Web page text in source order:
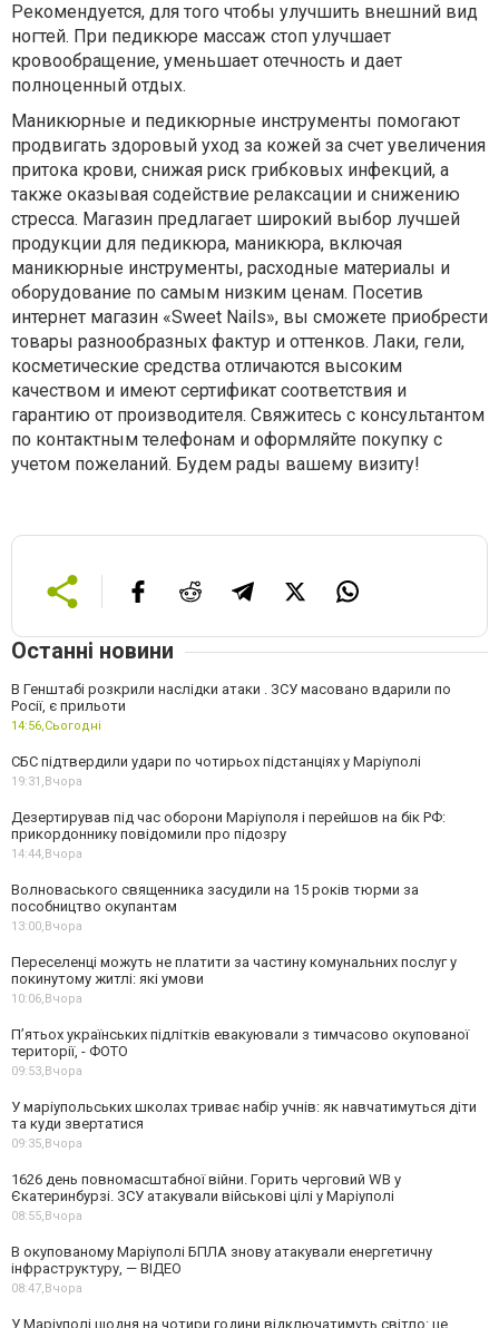
Рекомендуется, для того чтобы улучшить внешний вид
ногтей. При педикюре массаж стоп улучшает
кровообращение, уменьшает отечность и дает
полноценный отдых.
Маникюрные и педикюрные инструменты помогают
продвигать здоровый уход за кожей за счет увеличения
притока крови, снижая риск грибковых инфекций, а
также оказывая содействие релаксации и снижению
стресса. Магазин предлагает широкий выбор лучшей
продукции для педикюра, маникюра, включая
маникюрные инструменты, расходные материалы и
оборудование по самым низким ценам. Посетив
интернет магазин «Sweet Nails», вы сможете приобрести
товары разнообразных фактур и оттенков. Лаки, гели,
косметические средства отличаются высоким
качеством и имеют сертификат соответствия и
гарантию от производителя. Свяжитесь с консультантом
по контактным телефонам и оформляйте покупку с
учетом пожеланий. Будем рады вашему визиту!
Останні новини
В Генштабі розкрили наслідки атаки . ЗСУ масовано вдарили по
Росії, є прильоти
14:56,Сьогодні
СБС підтвердили удари по чотирьох підстанціях у Маріуполі
19:31,Вчора
Дезертирував під час оборони Маріуполя і перейшов на бік РФ:
прикордоннику повідомили про підозру
14:44,Вчора
Волноваського священника засудили на 15 років тюрми за
пособництво окупантам
13:00,Вчора
Переселенці можуть не платити за частину комунальних послуг у
покинутому житлі: які умови
10:06,Вчора
П’ятьох українських підлітків евакуювали з тимчасово окупованої
території, - ФОТО
09:53,Вчора
У маріупольських школах триває набір учнів: як навчатимуться діти
та куди звертатися
09:35,Вчора
1626 день повномасштабної війни. Горить черговий WB у
Єкатеринбурзі. ЗСУ атакували військові цілі у Маріуполі
08:55,Вчора
В окупованому Маріуполі БПЛА знову атакували енергетичну
інфраструктуру, — ВІДЕО
08:47,Вчора
У Маріуполі щодня на чотири години відключатимуть світло: це